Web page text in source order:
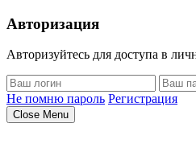
Авторизация
Авторизуйтесь для доступа в
Не помню пароль Регистрация
Close Menu